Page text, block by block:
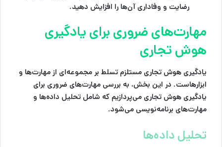
رضایت و وفاداری آن‌ها را افزایش دهید.
مهارت‌های ضروری برای یادگیری
هوش تجاری
یادگیری هوش تجاری مستلزم تسلط بر مجموعه‌ای از مهارت‌ها و
ابزارهاست. در این بخش، به بررسی مهارت‌های ضروری برای
یادگیری هوش تجاری می‌پردازیم که شامل تحلیل داده‌ها و
مهارت‌های برنامه‌نویسی می‌شود.
تحلیل داده‌ها